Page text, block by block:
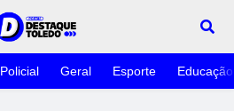
Policial Geral Esporte Educação